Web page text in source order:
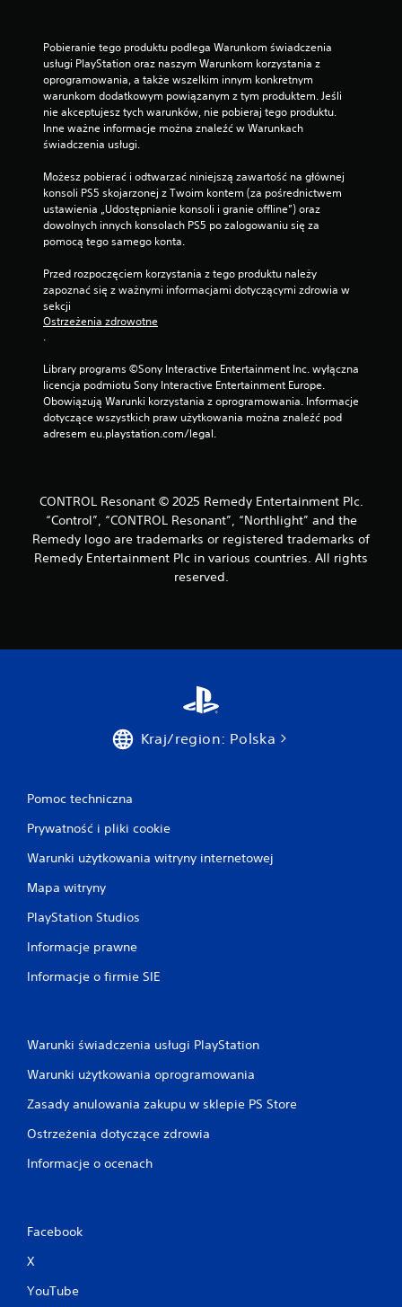
Pobieranie tego produktu podlega Warunkom świadczenia
usługi PlayStation oraz naszym Warunkom korzystania z
oprogramowania, a także wszelkim innym konkretnym
warunkom dodatkowym powiązanym z tym produktem. Jeśli
nie akceptujesz tych warunków, nie pobieraj tego produktu.
Inne ważne informacje można znaleźć w Warunkach
świadczenia usługi.
Możesz pobierać i odtwarzać niniejszą zawartość na głównej
konsoli PS5 skojarzonej z Twoim kontem (za pośrednictwem
ustawienia „Udostępnianie konsoli i granie offline”) oraz
dowolnych innych konsolach PS5 po zalogowaniu się za
pomocą tego samego konta.
Przed rozpoczęciem korzystania z tego produktu należy
zapoznać się z ważnymi informacjami dotyczącymi zdrowia w
sekcji
Ostrzeżenia zdrowotne
.
Library programs ©Sony Interactive Entertainment Inc. wyłączna
licencja podmiotu Sony Interactive Entertainment Europe.
Obowiązują Warunki korzystania z oprogramowania. Informacje
dotyczące wszystkich praw użytkowania można znaleźć pod
adresem eu.playstation.com/legal.
CONTROL Resonant © 2025 Remedy Entertainment Plc.
“Control”, “CONTROL Resonant”, “Northlight” and the
Remedy logo are trademarks or registered trademarks of
Remedy Entertainment Plc in various countries. All rights
reserved.
Kraj/region: Polska
Pomoc techniczna
Prywatność i pliki cookie
Warunki użytkowania witryny internetowej
Mapa witryny
PlayStation Studios
Informacje prawne
Informacje o firmie SIE
Warunki świadczenia usługi PlayStation
Warunki użytkowania oprogramowania
Zasady anulowania zakupu w sklepie PS Store
Ostrzeżenia dotyczące zdrowia
Informacje o ocenach
Facebook
X
YouTube